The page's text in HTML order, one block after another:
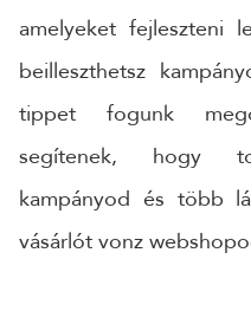
24 ÓRÁN BELÜL
amelyeket fejleszteni
beilleszthetsz
tippet fogunk
segítenek, hogy
kampányod és több
vásárlót vonz